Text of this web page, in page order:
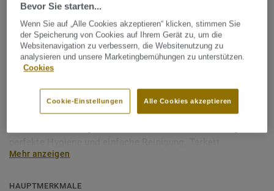
Tarkett Zubehör Komplettsortiment
Schweißschnur für PVC-Böden
- Unicoloured MEDIUM
BEIGE 0334
Schweißschnüre werden zur thermischen Verschweißung
zweier PVC-Bahnen verwendet und sorgen für eine
Schweißschnüre sind erhältlich in den Varianten Uni und
Bodenbelagssortiment abgestimmt. Durch die Verwendung
Mehr anzeigen
HAUPTMERKMALE
Bevor Sie starten...
Wenn Sie auf „Alle Cookies akzeptieren“ klicken, stimmen Sie
der Speicherung von Cookies auf Ihrem Gerät zu, um die
Websitenavigation zu verbessern, die Websitenutzung zu
analysieren und unsere Marketingbemühungen zu unterstützen.
Cookies
Alle Cookies akzeptieren
Cookie-Einstellungen